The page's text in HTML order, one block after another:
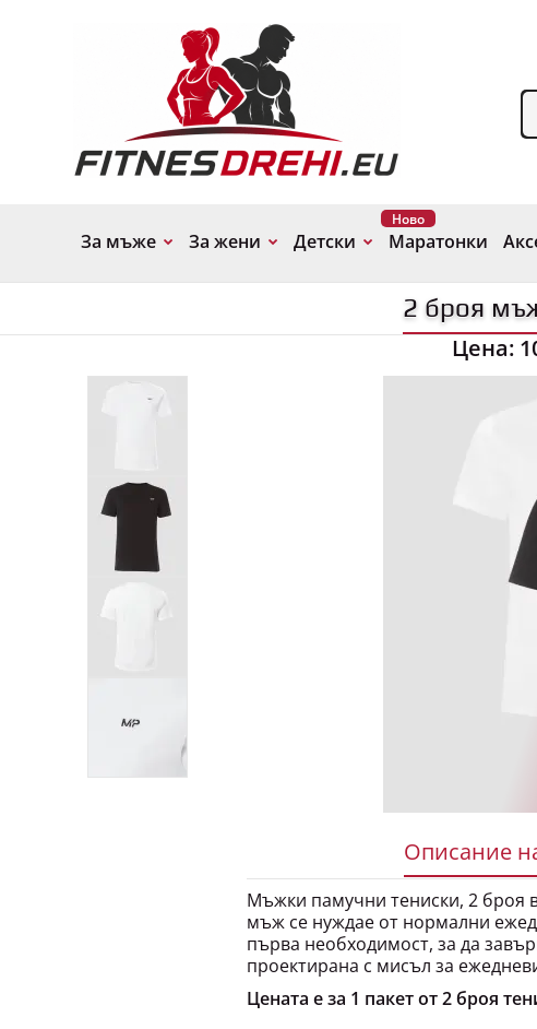
За мъже За жени Детски Маратонки
Ново
2 броя
Цена:
Описание
Мъжки памучни тениски, 2 броя
мъж се нуждае от нормални
първа необходимост, за да
проектирана с мисъл за
Цената е за 1 пакет от 2 броя